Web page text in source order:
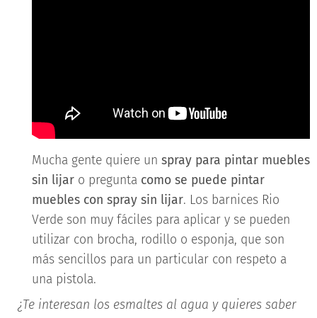
Mucha gente quiere un spray para pintar muebles
sin lijar o pregunta como se puede pintar
muebles con spray sin lijar. Los barnices Rio
Verde son muy fáciles para aplicar y se pueden
utilizar con brocha, rodillo o esponja, que son
más sencillos para un particular con respeto a
una pistola.
¿Te interesan los esmaltes al agua y quieres saber